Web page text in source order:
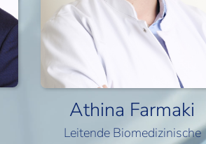
Athina Farmaki
Leitende Biomedizinische